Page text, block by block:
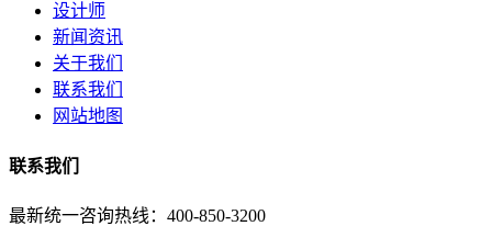
设计师
新闻资讯
关于我们
联系我们
网站地图
联系我们
最新统一咨询热线：400-850-3200